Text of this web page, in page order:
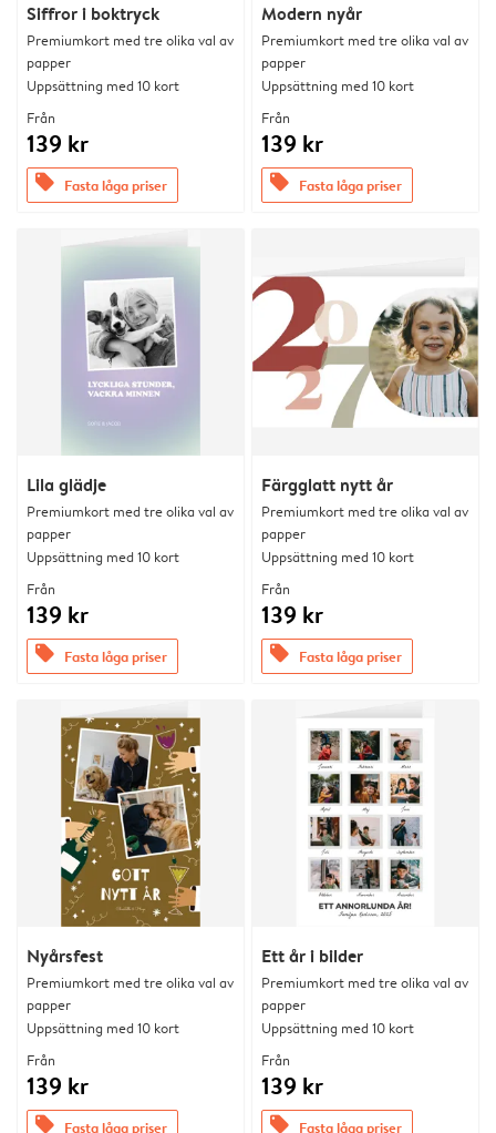
Siffror i boktryck
Premiumkort med tre olika val av
papper
Uppsättning med 10 kort
Från
139 kr
offers Fasta låga priser
Modern nyår
Premiumkort med tre olika val av
papper
Uppsättning med 10 kort
Från
139 kr
offers Fasta låga priser
Lila glädje
Premiumkort med tre olika val av
papper
Uppsättning med 10 kort
Från
139 kr
offers Fasta låga priser
Färgglatt nytt år
Premiumkort med tre olika val av
papper
Uppsättning med 10 kort
Från
139 kr
offers Fasta låga priser
Nyårsfest
Premiumkort med tre olika val av
papper
Uppsättning med 10 kort
Från
139 kr
offers Fasta låga priser
Ett år i bilder
Premiumkort med tre olika val av
papper
Uppsättning med 10 kort
Från
139 kr
offers Fasta låga priser